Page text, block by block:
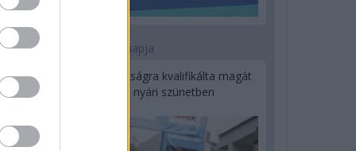
1 napja
Kerékpáros világbajnokságra kvalifikálta magát
Bottas az F1-es nyári szünetben